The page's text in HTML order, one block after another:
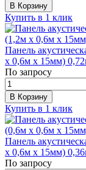
В Корзину
Купить в 1 клик
Панель
х 0,6м х 15мм)
По запросу
В Корзину
Купить в 1 клик
Панель
х 0,6м х 15мм)
По запросу